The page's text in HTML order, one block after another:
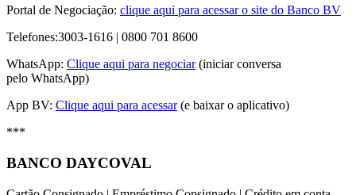
Portal de Negociação: clique aqui para acessar o site do Banco BV
Telefones:3003-1616 | 0800 701 8600
WhatsApp: Clique aqui para negociar(iniciar conversa
pelo WhatsApp)
App BV: Clique aqui para acessar(e baixar o aplicativo)
***
BANCO DAYCOVAL